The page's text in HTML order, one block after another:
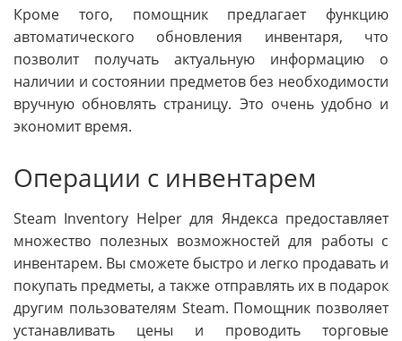
Кроме того, помощник предлагает функцию
автоматического обновления инвентаря, что
позволит получать актуальную информацию о
наличии и состоянии предметов без необходимости
вручную обновлять страницу. Это очень удобно и
экономит время.
Операции с инвентарем
Steam Inventory Helper для Яндекса предоставляет
множество полезных возможностей для работы с
инвентарем. Вы сможете быстро и легко продавать и
покупать предметы, а также отправлять их в подарок
другим пользователям Steam. Помощник позволяет
устанавливать цены и проводить торговые